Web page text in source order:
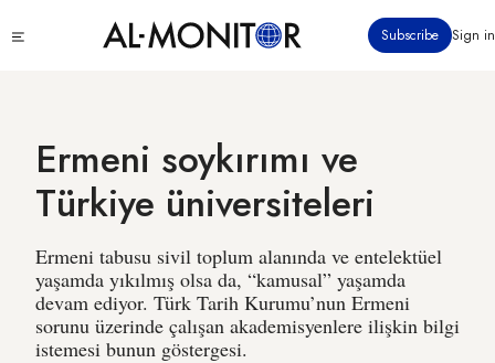
içeriğe
Subscribe Sign in
Ermeni soykırımı ve
Türkiye üniversiteleri
Ermeni tabusu sivil toplum alanında ve entelektüel
yaşamda yıkılmış olsa da, “kamusal” yaşamda
devam ediyor. Türk Tarih Kurumu’nun Ermeni
sorunu üzerinde çalışan akademisyenlere ilişkin bilgi
istemesi bunun göstergesi.